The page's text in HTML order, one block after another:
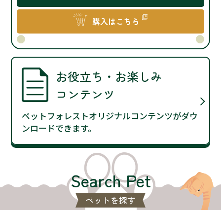
購入はこちら
お役立ち・お楽しみ
コンテンツ
ペットフォレストオリジナルコンテンツがダウ
ンロードできます。
Search Pet
ペットを探す